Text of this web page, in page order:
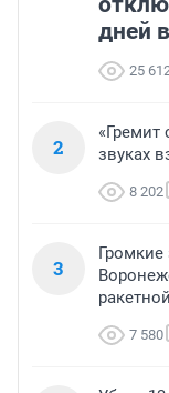
дней
25
2
звуках
8 202
3
7 580